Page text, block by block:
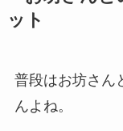
ット
普段はお坊さん
んよね。